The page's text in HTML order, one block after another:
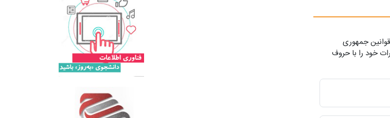
جمهوری
خود را با حروف